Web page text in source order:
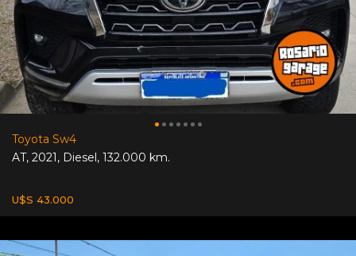
Toyota Sw4
AT, 2021, Diesel, 132.000 km.
U$S 43.000